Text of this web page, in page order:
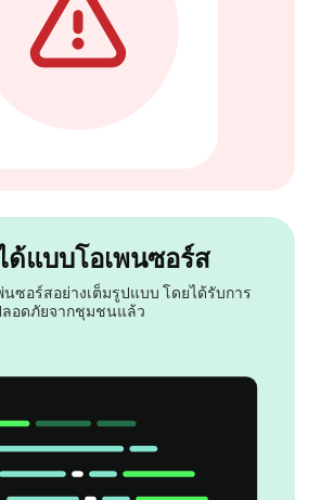
ด้แบบโอเพนซอร์ส
นซอร์สอย่างเต็มรูปแบบ โดยได้รับการ
อดภัยจากชุมชนแล้ว